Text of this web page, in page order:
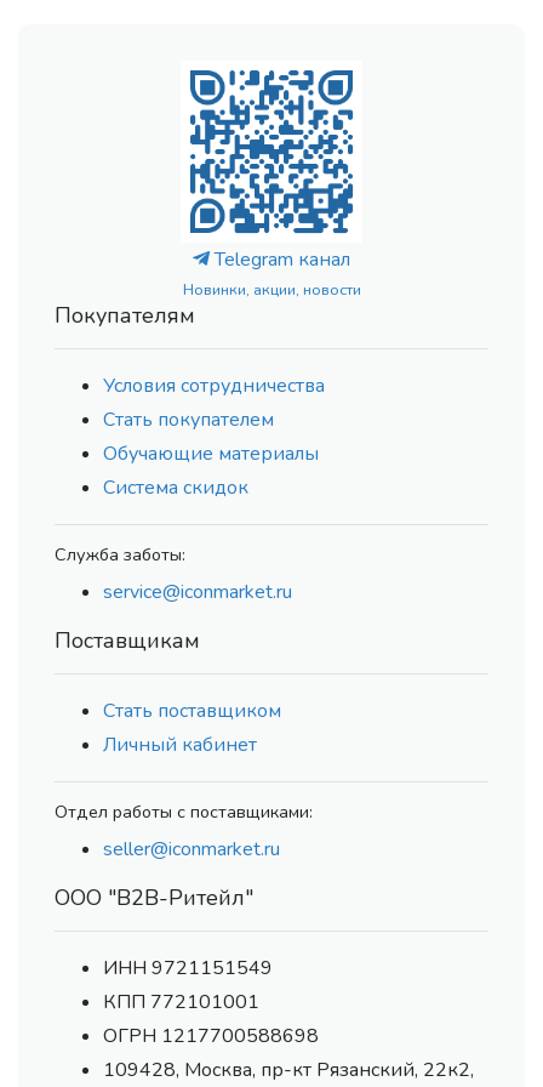
Telegram канал
Новинки, акции, новости
Покупателям
Условия сотрудничества
Стать покупателем
Обучающие материалы
Система скидок
Служба заботы:
service@iconmarket.ru
Поставщикам
Стать поставщиком
Личный кабинет
Отдел работы с поставщиками:
seller@iconmarket.ru
ООО "В2В-Ритейл"
ИНН 9721151549
КПП 772101001
ОГРН 1217700588698
109428, Москва, пр-кт Рязанский, 22к2,